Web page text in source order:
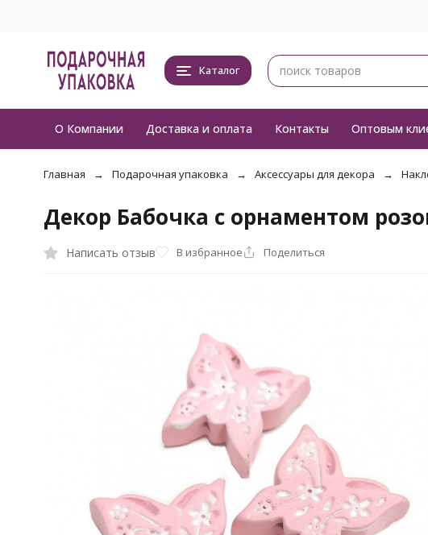
Каталог
О Компании Доставка и оплата Контакты Оптовым
Главная Подарочная упаковка Аксессуары для декора
Декор Бабочка с орнаментом
Написать отзыв В избранное Поделиться